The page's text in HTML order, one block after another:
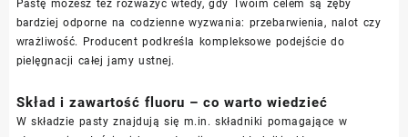
Pastę możesz też rozważyć wtedy, gdy Twoim celem są zęby
bardziej odporne na codzienne wyzwania: przebarwienia, nalot czy
wrażliwość. Producent podkreśla kompleksowe podejście do
pielęgnacji całej jamy ustnej.
Skład i zawartość fluoru – co warto wiedzieć
W składzie pasty znajdują się m.in. składniki pomagające w